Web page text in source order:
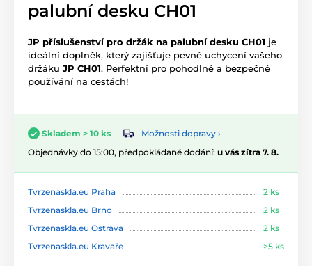
palubní desku CH01
JP příslušenství pro držák na palubní desku CH01 je
ideální doplněk, který zajišťuje pevné uchycení vašeho
držáku JP CH01. Perfektní pro pohodlné a bezpečné
používání na cestách!
Skladem > 10 ks
Možnosti dopravy ›
Objednávky do 15:00, předpokládané dodání: u vás zítra 7. 8.
Tvrzenaskla.eu Praha
2 ks
Tvrzenaskla.eu Brno
2 ks
Tvrzenaskla.eu Ostrava
2 ks
Tvrzenaskla.eu Kravaře
>5 ks